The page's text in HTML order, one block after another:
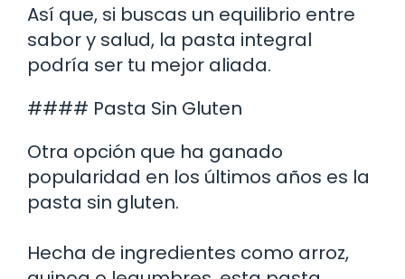
Así que, si buscas un equilibrio entre
sabor y salud, la pasta integral
podría ser tu mejor aliada.
#### Pasta Sin Gluten
Otra opción que ha ganado
popularidad en los últimos años es la
pasta sin gluten.
Hecha de ingredientes como arroz,